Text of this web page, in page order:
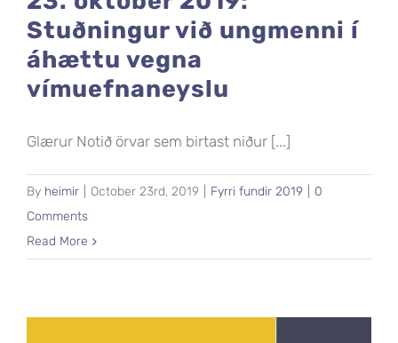
Stuðningur við ungmenni í
áhættu vegna
vímuefnaneyslu
Glærur Notið örvar sem birtast niður [...]
By heimir October 23rd, 2019 Fyrri fundir 2019
0
Comments
Read More